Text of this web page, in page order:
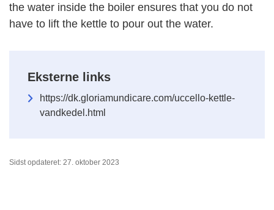
the water inside the boiler ensures that you do not
have to lift the kettle to pour out the water.
Eksterne links
https://dk.gloriamundicare.com/uccello-kettle-
vandkedel.html
Sidst opdateret: 27. oktober 2023